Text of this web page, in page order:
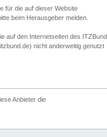
für die auf dieser Website
beim Herausgeber melden.
auf den Internetseiten des ITZBund
nicht anderweitig genutzt
Anbieter die